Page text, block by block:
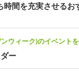
時間を充実させるお
ウィーク)のイベント
ー